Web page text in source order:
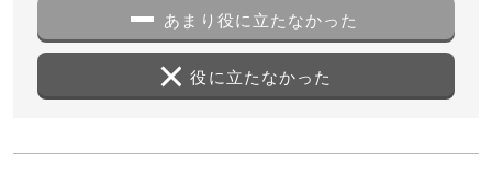
あまり役に立たなかった
役に立たなかった